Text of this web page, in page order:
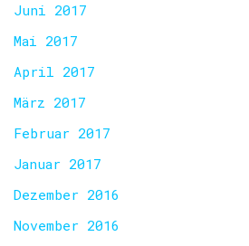
Juni 2017
Mai 2017
April 2017
März 2017
Februar 2017
Januar 2017
Dezember 2016
November 2016